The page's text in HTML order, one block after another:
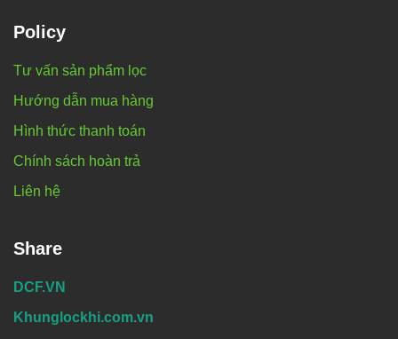
Policy
Tư vấn sản phẩm lọc
Hướng dẫn mua hàng
Hình thức thanh toán
Chính sách hoàn trả
Liên hệ
Share
DCF.VN
Khunglockhi.com.vn